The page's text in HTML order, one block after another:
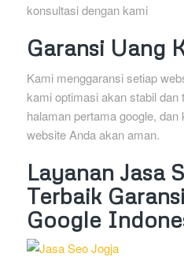
konsultasi dengan kami
Garansi Uang
Kami menggaransi setiap
kami optimasi akan stabil dan
halaman pertama google,
website Anda akan aman.
Layanan Jasa
Terbaik
Google